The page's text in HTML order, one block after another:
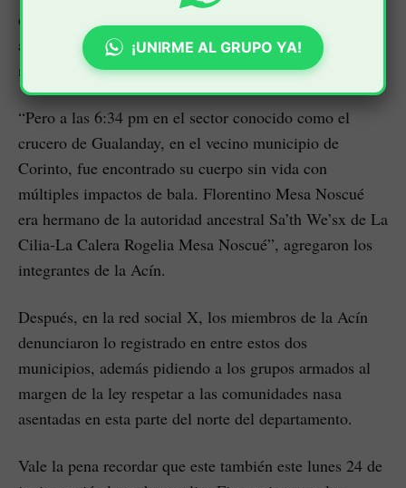
este comunero, quien tenía 32 años de edad. La
actividad se adelantó en la zona rural de este municipio
nortecaucano.
“Pero a las 6:34 pm en el sector conocido como el
crucero de Gualanday, en el vecino municipio de
Corinto, fue encontrado su cuerpo sin vida con
múltiples impactos de bala. Florentino Mesa Noscué
era hermano de la autoridad ancestral Sa’th We’sx de La
Cilia-La Calera Rogelia Mesa Noscué”, agregaron los
integrantes de la Acín.
Después, en la red social X, los miembros de la Acín
denunciaron lo registrado en entre estos dos
municipios, además pidiendo a los grupos armados al
margen de la ley respetar a las comunidades nasa
asentadas en esta parte del norte del departamento.
Vale la pena recordar que este también este lunes 24 de
¡UNIRME AL GRUPO YA!